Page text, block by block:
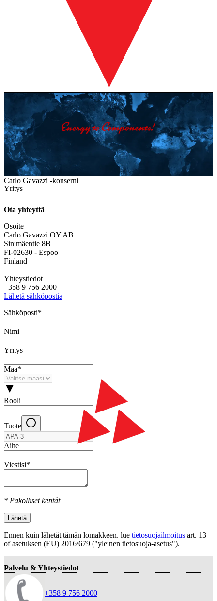
Carlo Gavazzi -konserni
Yritys
Ota yhteyttä
Osoite
Carlo Gavazzi OY AB
Sinimäentie 8B
FI-02630 - Espoo
Finland
Yhteystiedot
+358 9 756 2000
Lähetä sähköpostia
Sähköposti*
Nimi
Yritys
Maa*
Rooli
Tuote
Aihe
Viestisi*
* Pakolliset kentät
Lähetä
Ennen kuin lähetät tämän lomakkeen, lue tietosuojailmoitus art. 13
оf asetuksen (EU) 2016/679 ("yleinen tietosuoja-asetus").
Palvelu & Yhteystiedot
+358 9 756 2000